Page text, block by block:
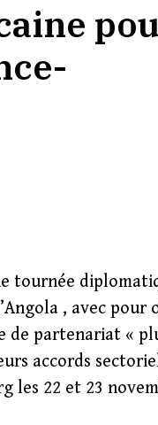
tournée
, avec pour
de partenariat «
accords
les 22 et 23